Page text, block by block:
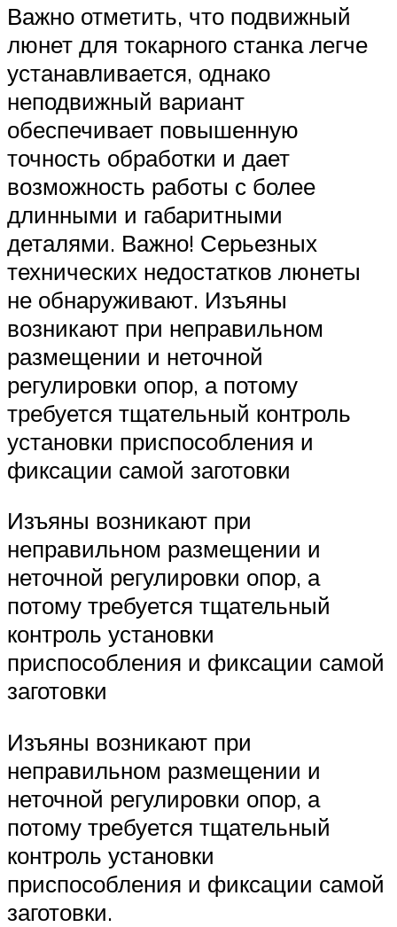
Важно отметить, что подвижный
люнет для токарного станка легче
устанавливается, однако
неподвижный вариант
обеспечивает повышенную
точность обработки и дает
возможность работы с более
длинными и габаритными
деталями. Важно! Серьезных
технических недостатков люнеты
не обнаруживают. Изъяны
возникают при неправильном
размещении и неточной
регулировки опор, а потому
требуется тщательный контроль
установки приспособления и
фиксации самой заготовки
Изъяны возникают при
неправильном размещении и
неточной регулировки опор, а
потому требуется тщательный
контроль установки
приспособления и фиксации самой
заготовки
Изъяны возникают при
неправильном размещении и
неточной регулировки опор, а
потому требуется тщательный
контроль установки
приспособления и фиксации самой
заготовки.